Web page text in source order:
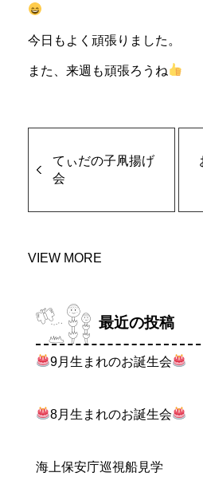
今日もよく頑張りました。
また、来週も頑張ろうね
てぃだの子凧揚げ
会
VIEW MORE
最近の投稿
9月生まれのお誕生会
8月生まれのお誕生会
海上保安庁巡視船見学